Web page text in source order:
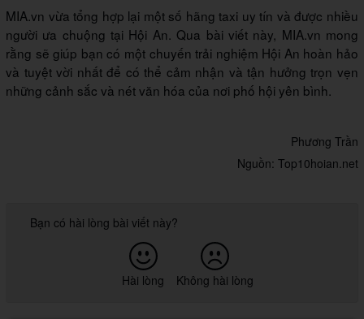
MIA.vn vừa tổng hợp lại một số hãng taxi uy tín và được nhiều
người ưa chuộng tại Hội An. Qua bài viết này, MIA.vn mong
rằng sẽ giúp bạn có một chuyến trải nghiệm Hội An hoàn hảo
và tuyệt vời nhất để có thể cảm nhận và tận hưởng trọn vẹn
những cảnh sắc và nét văn hóa của nơi phố hội yên bình.
Phương Trần
Nguồn: Top10hoian.net
Bạn có hài lòng bài viết này?
Hài lòng Không hài lòng